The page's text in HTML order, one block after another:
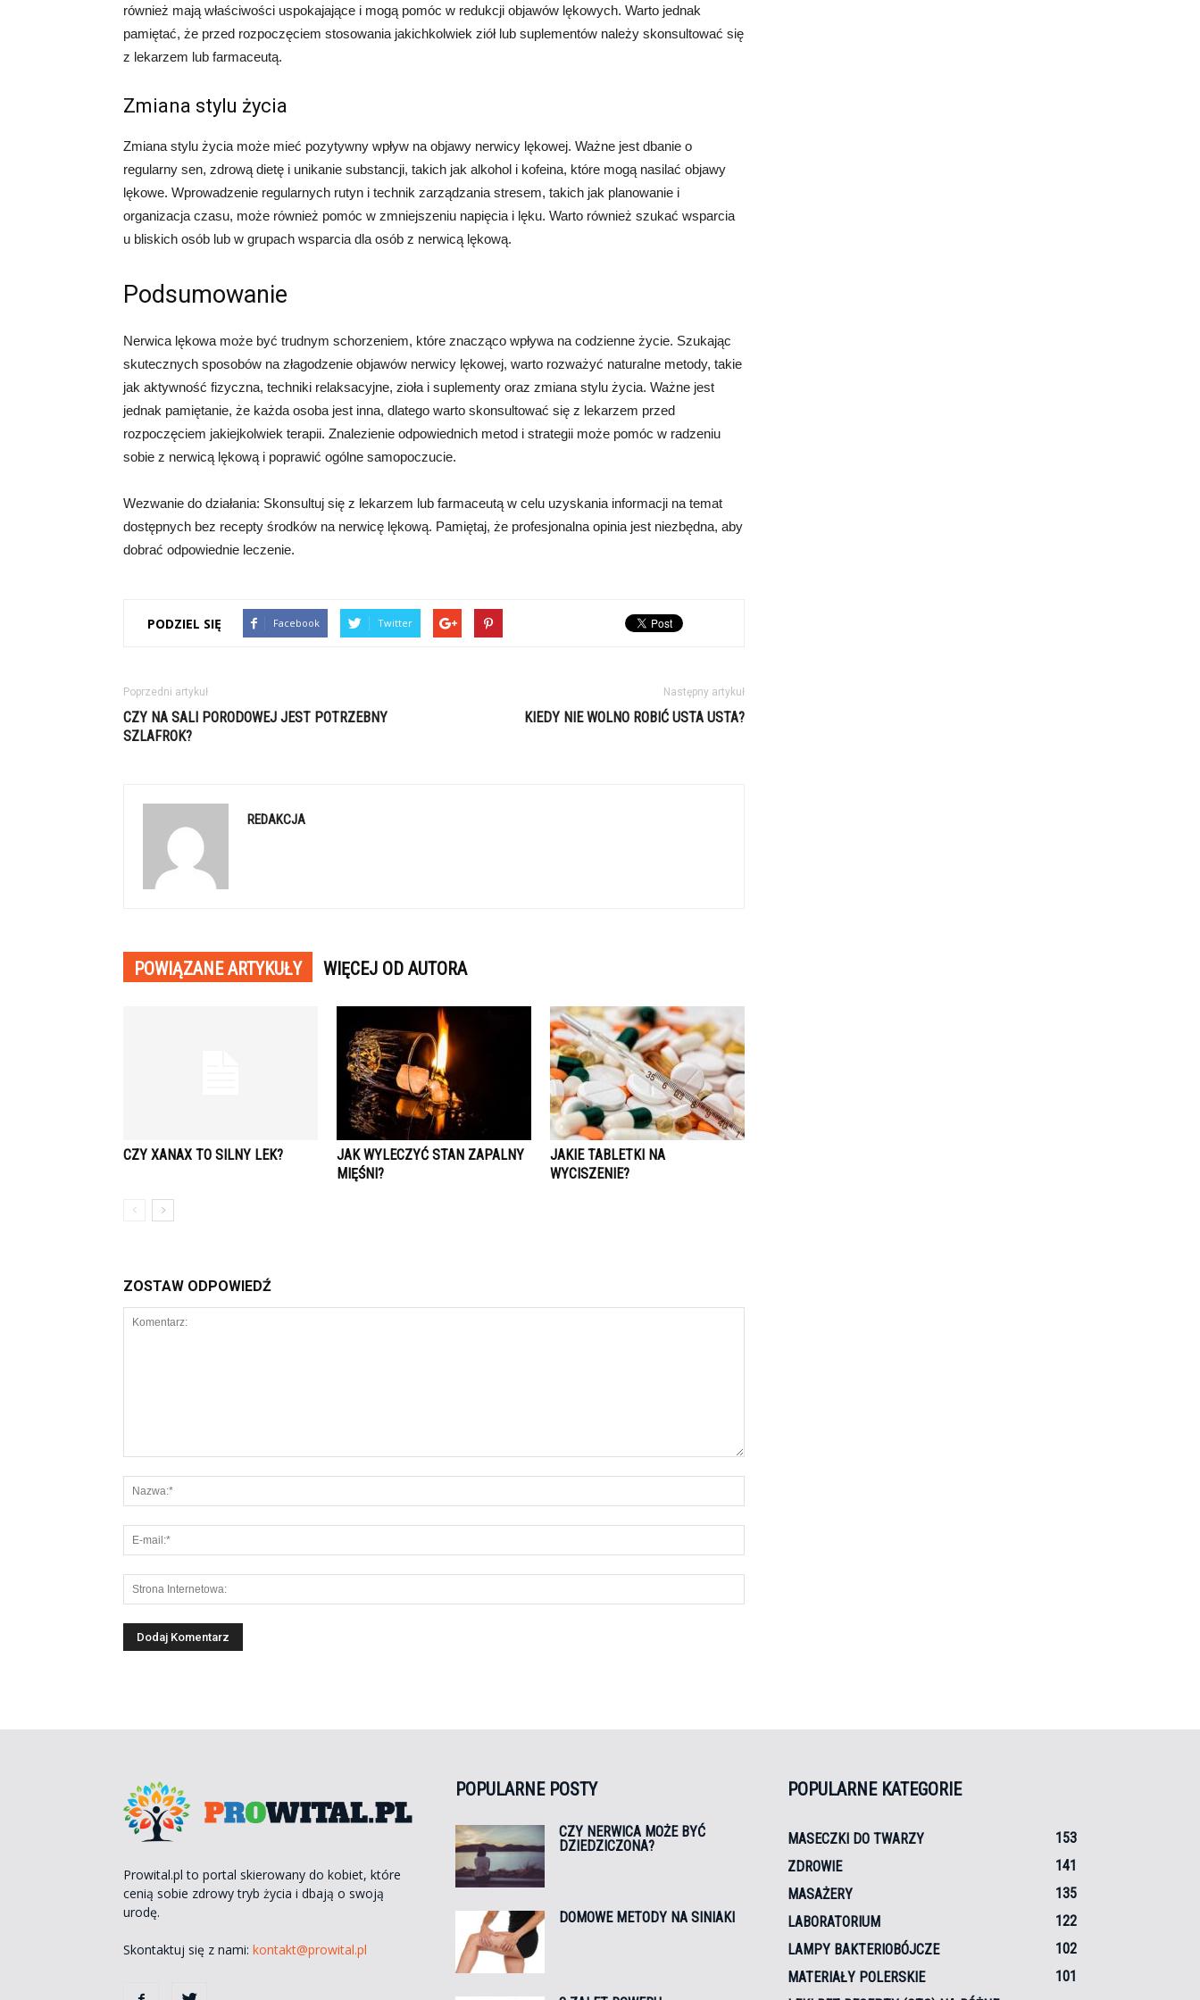
również mają właściwości uspokajające i mogą pomóc w redukcji objawów lękowych. Warto jednak
pamiętać, że przed rozpoczęciem stosowania jakichkolwiek ziół lub suplementów należy skonsultować się
z lekarzem lub farmaceutą.
Zmiana stylu życia
Zmiana stylu życia może mieć pozytywny wpływ na objawy nerwicy lękowej. Ważne jest dbanie o
regularny sen, zdrową dietę i unikanie substancji, takich jak alkohol i kofeina, które mogą nasilać objawy
lękowe. Wprowadzenie regularnych rutyn i technik zarządzania stresem, takich jak planowanie i
organizacja czasu, może również pomóc w zmniejszeniu napięcia i lęku. Warto również szukać wsparcia
u bliskich osób lub w grupach wsparcia dla osób z nerwicą lękową.
Podsumowanie
Nerwica lękowa może być trudnym schorzeniem, które znacząco wpływa na codzienne życie. Szukając
skutecznych sposobów na złagodzenie objawów nerwicy lękowej, warto rozważyć naturalne metody, takie
jak aktywność fizyczna, techniki relaksacyjne, zioła i suplementy oraz zmiana stylu życia. Ważne jest
jednak pamiętanie, że każda osoba jest inna, dlatego warto skonsultować się z lekarzem przed
rozpoczęciem jakiejkolwiek terapii. Znalezienie odpowiednich metod i strategii może pomóc w radzeniu
sobie z nerwicą lękową i poprawić ogólne samopoczucie.
Wezwanie do działania: Skonsultuj się z lekarzem lub farmaceutą w celu uzyskania informacji na temat
dostępnych bez recepty środków na nerwicę lękową. Pamiętaj, że profesjonalna opinia jest niezbędna, aby
dobrać odpowiednie leczenie.
PODZIEL SIĘ Facebook Twitter
Poprzedni artykuł
CZY NA SALI PORODOWEJ JEST POTRZEBNY
SZLAFROK?
Następny artykuł
KIEDY NIE WOLNO ROBIĆ USTA USTA?
REDAKCJA
POWIĄZANE ARTYKUŁY WIĘCEJ OD AUTORA
CZY XANAX TO SILNY LEK?
JAK WYLECZYĆ STAN ZAPALNY
MIĘŚNI?
JAKIE TABLETKI NA
WYCISZENIE?
ZOSTAW ODPOWIEDŹ
Prowital.pl to portal skierowany do kobiet, które
cenią sobie zdrowy tryb życia i dbają o swoją
urodę.
Skontaktuj się z nami: kontakt@prowital.pl
POPULARNE POSTY
CZY NERWICA MOŻE BYĆ
DZIEDZICZONA?
DOMOWE METODY NA SINIAKI
POPULARNE KATEGORIE
MASECZKI DO TWARZY
153
ZDROWIE
141
MASAŻERY
135
LABORATORIUM
122
LAMPY BAKTERIOBÓJCZE
102
MATERIAŁY POLERSKIE
101